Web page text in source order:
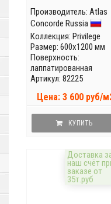
Производитель: Atlas
Concorde Russia
Коллекция: Privilege
Размер: 600x1200 мм
Поверхность:
лаппатированная
Артикул: 82225
Цена: 3 600 руб/
КУПИТЬ
Доставка
наш счёт
заказе от
35т.руб